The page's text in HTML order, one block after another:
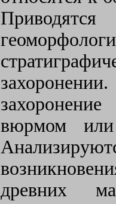
вюрмом или
древних